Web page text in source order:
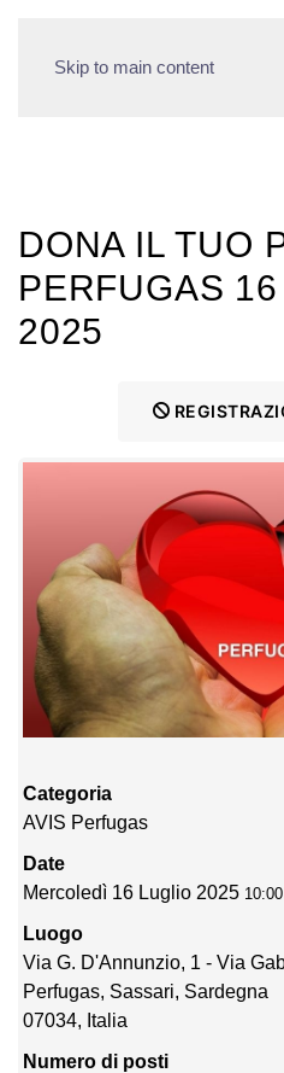
Skip to main content
DONA IL TUO
PERFUGAS
2025
Categoria
AVIS Perfugas
Date
Mercoledì 16 Luglio 2025 10:00
Luogo
Via G. D'Annunzio, 1 - Via
Perfugas, Sassari, Sardegna
07034, Italia
Numero di posti